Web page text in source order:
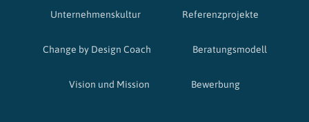
Unternehmenskultur Referenzprojekte
Change by Design Coach Beratungsmodell
Vision und Mission Bewerbung